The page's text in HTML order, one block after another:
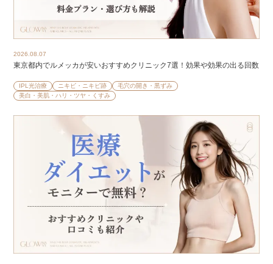
2026.08.07
東京都内でルメッカが安いおすすめクリニック7選！効果や効果の出る回数
IPL光治療 ニキビ・ニキビ跡
毛穴の開き・黒ずみ
美白・美肌・ハリ・ツヤ・くすみ